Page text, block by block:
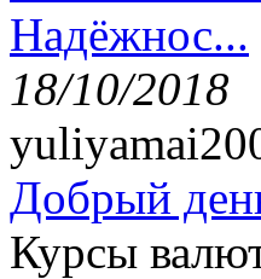
Надёжнос...
18/10/2018
Добрый
Курсы